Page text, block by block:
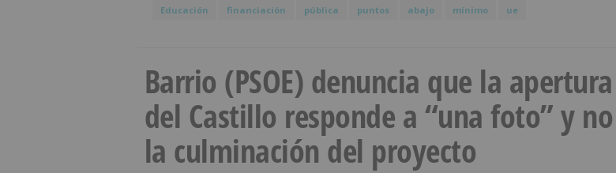
Educación financiación pública puntos abajo mínimo ue
Barrio (PSOE) denuncia que la apertura
del Castillo responde a “una foto” y
la culminación del proyecto